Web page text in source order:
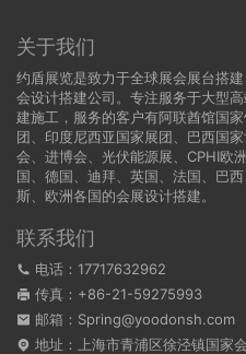
关于我们
约盾展览是致力于全球展会展台搭
会设计搭建公司。专注服务于大型
建施工，服务的客户有阿联酋馆国
团、印度尼西亚国家展团、巴西国
会、进博会、光伏能源展、CPHI欧
国、 德国、迪拜、英国、法国、巴
斯、欧洲各国的会展设计搭建。
联系我们
电话：17717632962
传真：+86-21-59275993
邮箱：Spring@yoodonsh.com
地址：上海市青浦区徐泾镇国家